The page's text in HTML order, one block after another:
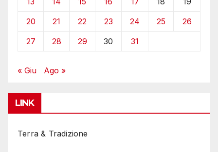
20 21 22 23 24 25 26
27 28 29 30 31
« Giu Ago »
LINK
Terra & Tradizione